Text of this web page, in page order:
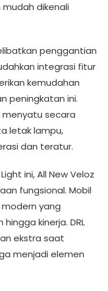
dikenali
penggantian
integrasi fitur
kemudahan
peningkatan ini.
menyatu secara
letak lampu,
dan teratur.
ini, All New Veloz
fungsional. Mobil
yang
kinerja. DRL
ekstra saat
menjadi elemen